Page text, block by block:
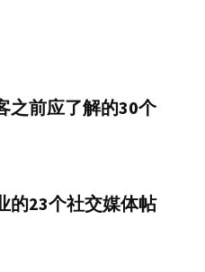
之前应了解的30个
的23个社交媒体帖